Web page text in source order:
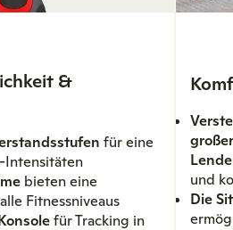
&
für eine
Intensitäten
bieten eine
Fitnessniveaus
für Tracking in
und
Die